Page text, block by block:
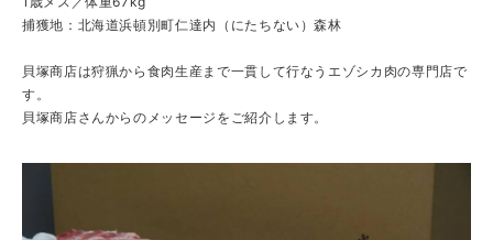
捕獲地：北海道浜頓別町仁達内（にたちない）森林
貝塚商店は狩猟から食肉生産まで一貫して行なうエゾシカ肉の専門店で
す。
貝塚商店さんからのメッセージをご紹介します。